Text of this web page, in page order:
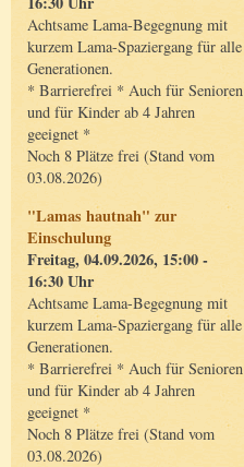
Achtsame Lama-Begegnung mit
kurzem Lama-Spaziergang für alle
Generationen.
* Barrierefrei * Auch für Senioren
und für Kinder ab 4 Jahren
geeignet *
Noch 8 Plätze frei (Stand vom
03.08.2026)
"Lamas hautnah" zur
Einschulung
Freitag, 04.09.2026, 15:00 -
16:30 Uhr
Achtsame Lama-Begegnung mit
kurzem Lama-Spaziergang für alle
Generationen.
* Barrierefrei * Auch für Senioren
und für Kinder ab 4 Jahren
geeignet *
Noch 8 Plätze frei (Stand vom
03.08.2026)